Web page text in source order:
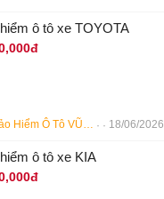
ô tô xe TOYOTA
Bảo Hiểm Ô Tô VŨNG TÀU 18/06/2026
ô tô xe KIA